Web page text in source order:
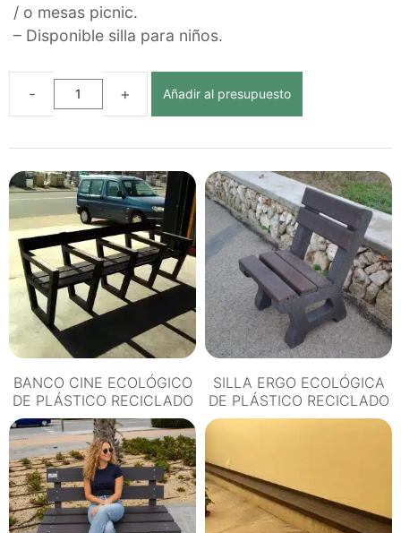
/ o mesas picnic.
– Disponible silla para niños.
SILLA
DE
PLÁSTICO
RECICLADO
cantidad
Añadir al presupuesto
BANCO CINE ECOLÓGICO
DE PLÁSTICO RECICLADO
SILLA ERGO ECOLÓGICA
DE PLÁSTICO RECICLADO